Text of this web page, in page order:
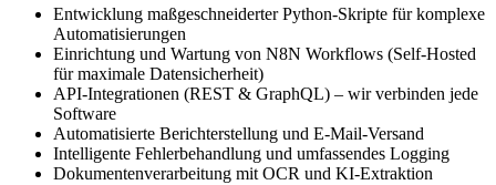
Entwicklung maßgeschneiderter Python-Skripte für komplexe
Automatisierungen
Einrichtung und Wartung von N8N Workflows (Self-Hosted
für maximale Datensicherheit)
API-Integrationen (REST & GraphQL) – wir verbinden jede
Software
Automatisierte Berichterstellung und E-Mail-Versand
Intelligente Fehlerbehandlung und umfassendes Logging
Dokumentenverarbeitung mit OCR und KI-Extraktion